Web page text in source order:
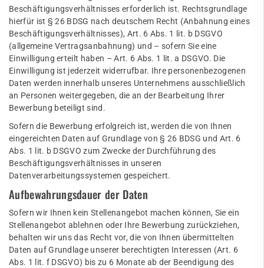
Beschäftigungsverhältnisses erforderlich ist. Rechtsgrundlage
hierfür ist § 26 BDSG nach deutschem Recht (Anbahnung eines
Beschäftigungsverhältnisses), Art. 6 Abs. 1 lit. b DSGVO
(allgemeine Vertragsanbahnung) und – sofern Sie eine
Einwilligung erteilt haben – Art. 6 Abs. 1 lit. a DSGVO. Die
Einwilligung ist jederzeit widerrufbar. Ihre personenbezogenen
Daten werden innerhalb unseres Unternehmens ausschließlich
an Personen weitergegeben, die an der Bearbeitung Ihrer
Bewerbung beteiligt sind.
Sofern die Bewerbung erfolgreich ist, werden die von Ihnen
eingereichten Daten auf Grundlage von § 26 BDSG und Art. 6
Abs. 1 lit. b DSGVO zum Zwecke der Durchführung des
Beschäftigungsverhältnisses in unseren
Datenverarbeitungssystemen gespeichert.
Aufbewahrungsdauer der Daten
Sofern wir Ihnen kein Stellenangebot machen können, Sie ein
Stellenangebot ablehnen oder Ihre Bewerbung zurückziehen,
behalten wir uns das Recht vor, die von Ihnen übermittelten
Daten auf Grundlage unserer berechtigten Interessen (Art. 6
Abs. 1 lit. f DSGVO) bis zu 6 Monate ab der Beendigung des